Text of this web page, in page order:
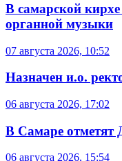
В самарской
органной музыки
07 августа 2026, 10:52
Назначен и.о.
06 августа 2026, 17:02
В Самаре отметят
06 августа 2026, 15:54